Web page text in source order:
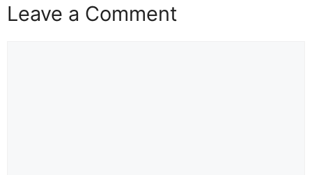
Leave a Comment